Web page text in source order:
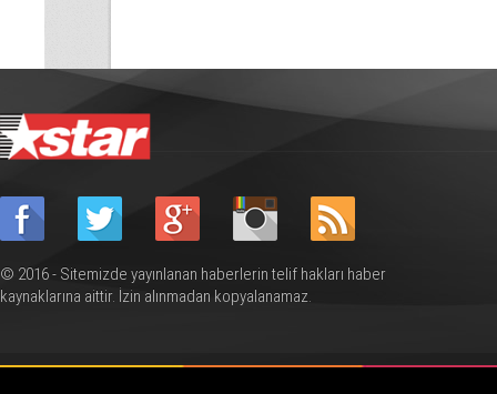
© 2016 - Sitemizde yayınlanan haberlerin telif hakları haber
kaynaklarına aittir. İzin alınmadan kopyalanamaz.